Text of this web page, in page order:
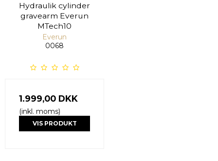
Hydraulik cylinder
gravearm Everun
MTech10
Everun
0068
1.999,00 DKK
(inkl. moms)
VIS PRODUKT